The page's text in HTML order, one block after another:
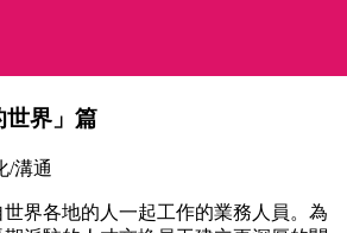
世界」篇
/溝通
界各地的人一起工作的業務人員。為